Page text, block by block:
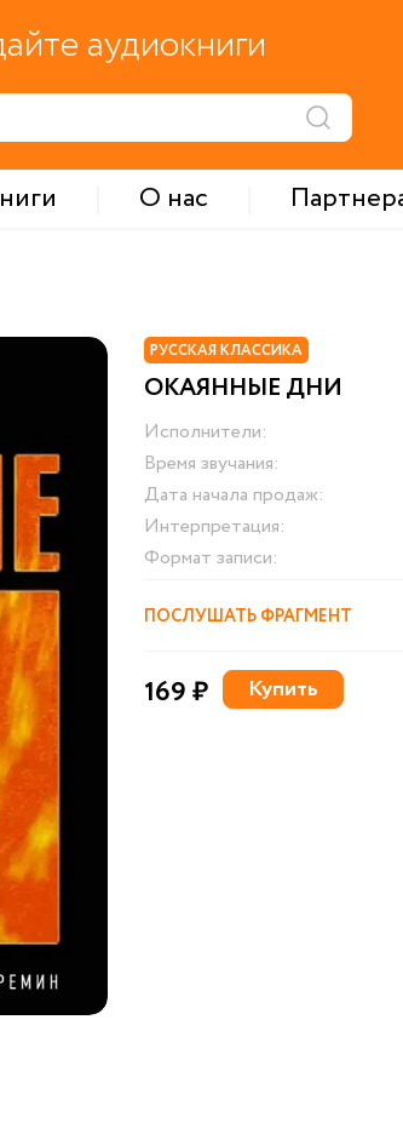
аудиокниги
О нас
РУССКАЯ КЛАССИКА
ОКАЯННЫЕ ДНИ
Исполнители:
Время звучания:
Дата начала продаж:
Интерпретация:
Формат записи:
ПОСЛУШАТЬ ФРАГМЕНТ
169 ₽ Купить